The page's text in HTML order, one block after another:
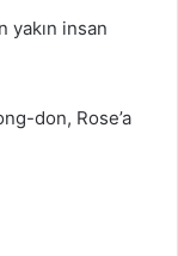
yakın insan
don, Rose’a